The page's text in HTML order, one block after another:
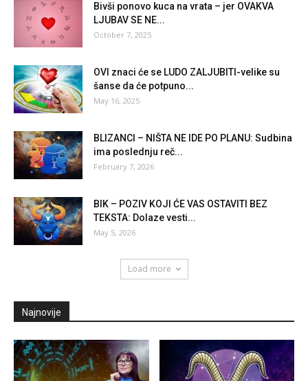
Bivši ponovo kuca na vrata – jer OVAKVA
LJUBAV SE NE...
October 7, 2025
OVI znaci će se LUDO ZALJUBITI-velike su
šanse da će potpuno...
May 16, 2025
BLIZANCI – NIŠTA NE IDE PO PLANU: Sudbina
ima poslednju reč...
February 7, 2026
BIK – POZIV KOJI ĆE VAS OSTAVITI BEZ
TEKSTA: Dolaze vesti...
May 5, 2026
Load more
Najnovije